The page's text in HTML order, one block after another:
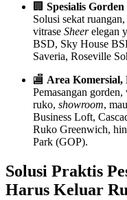
🏢 Spesialis
Solusi sekat
vitrase Sheerelegan
BSD, Sky House
Saveria, Roseville
🏬 Area
Pemasangan gorden,
ruko, showroom,
Business Loft,
Ruko Greenwich,
Park (GOP).
Solusi Praktis
Harus Keluar